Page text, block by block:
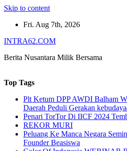
Skip to content
Fri. Aug 7th, 2026
INTRA62.COM
Berita Nusantara Milik Bersama
Top Tags
Plt Ketum DPP AWDI Balham
Daerah Peduli Gerakan
Penari TorTor Di IICF 2024
REKOR MURI
Peluang Ke Manca Negara
Founder Beasiswa